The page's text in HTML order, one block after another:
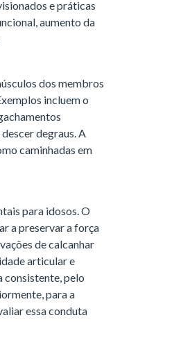
e práticas
aumento da
dos membros
incluem o
degraus. A
caminhadas em
para idosos. O
a preservar a força
de calcanhar
articular e
consistente, pelo
para a
essa conduta